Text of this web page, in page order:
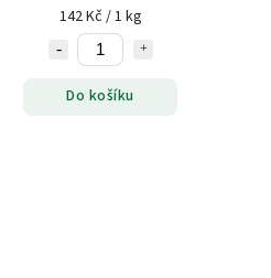
142 Kč / 1 kg
Do košíku